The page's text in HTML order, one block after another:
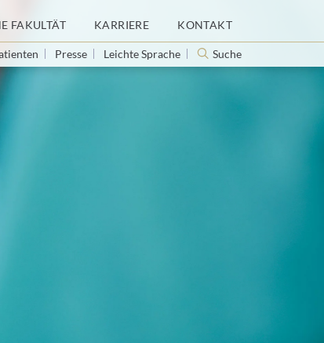
FAKULTÄT KARRIERE KONTAKT
Presse Leichte Sprache Suche